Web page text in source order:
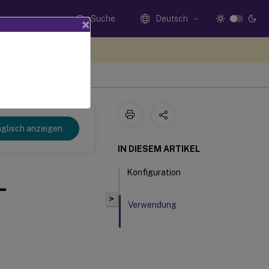
Suche Deutsch
anzeigen
>
IN DIESEM ARTIKEL
Konfiguration
Verwendung
×